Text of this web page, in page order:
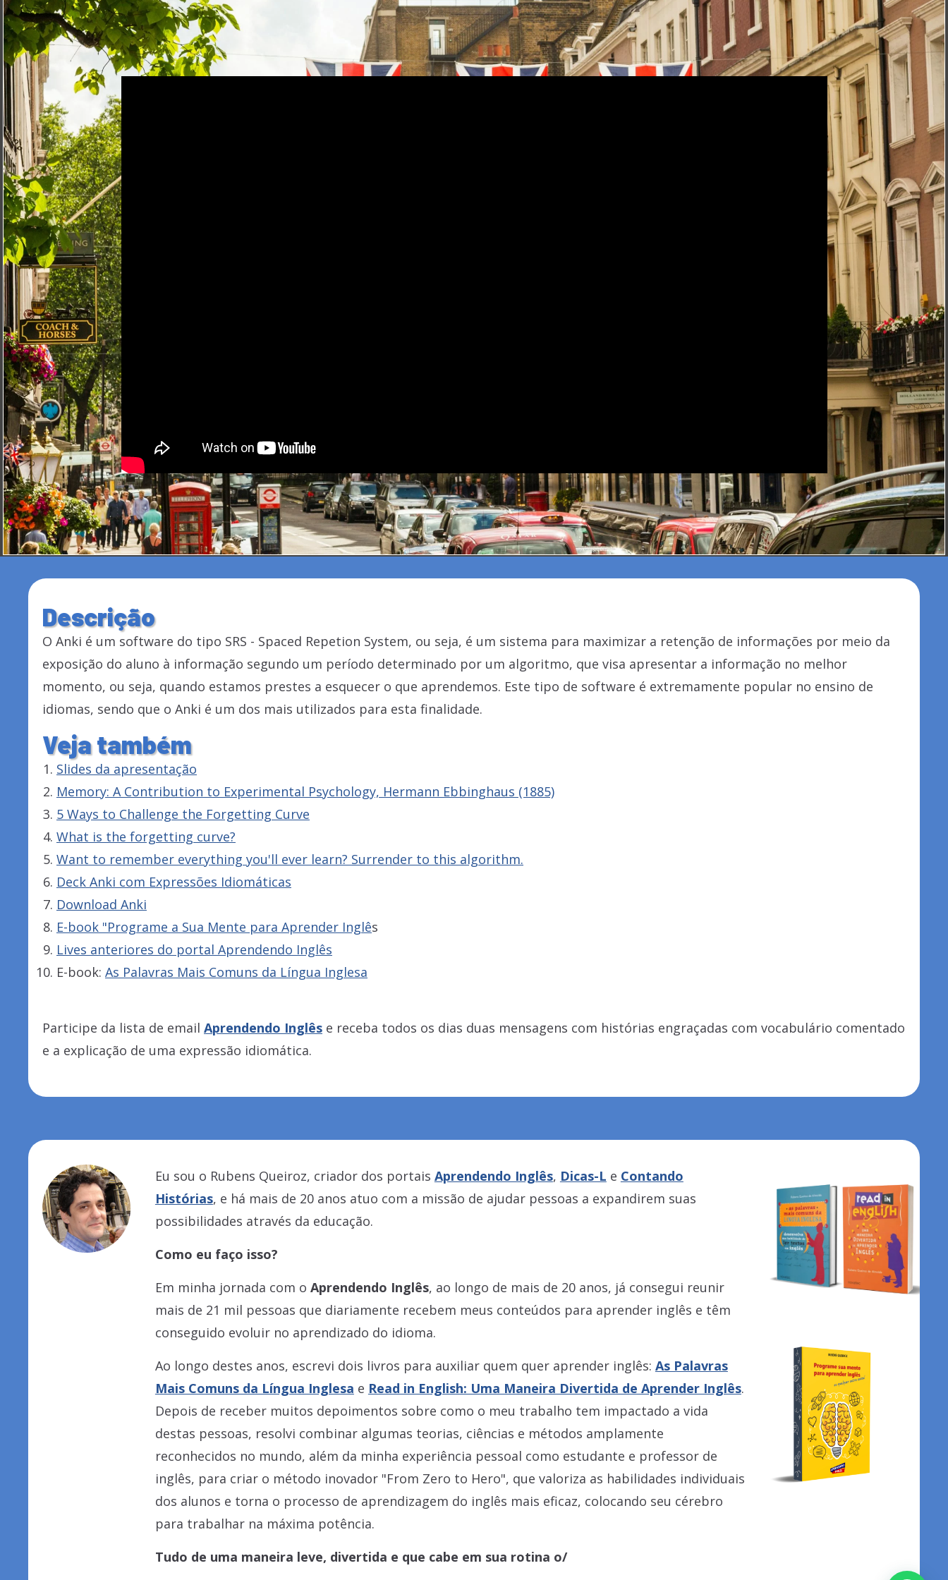
Descrição
O Anki é um software do tipo SRS - Spaced Repetion System, ou seja, é um sistema para maximizar a retenção de informações por meio da
exposição do aluno à informação segundo um período determinado por um algoritmo, que visa apresentar a informação no melhor
momento, ou seja, quando estamos prestes a esquecer o que aprendemos. Este tipo de software é extremamente popular no ensino de
idiomas, sendo que o Anki é um dos mais utilizados para esta finalidade.
Veja também
Slides da apresentação
Memory: A Contribution to Experimental Psychology, Hermann Ebbinghaus (1885)
5 Ways to Challenge the Forgetting Curve
What is the forgetting curve?
Want to remember everything you'll ever learn? Surrender to this algorithm.
Deck Anki com Expressões Idiomáticas
Download Anki
E-book "Programe a Sua Mente para Aprender Inglês
Lives anteriores do portal Aprendendo Inglês
E-book: As Palavras Mais Comuns da Língua Inglesa
Participe da lista de email Aprendendo Inglês e receba todos os dias duas mensagens com histórias engraçadas com vocabulário comentado
e a explicação de uma expressão idiomática.
Eu sou o Rubens Queiroz, criador dos portais Aprendendo Inglês, Dicas-L e Contando
Histórias, e há mais de 20 anos atuo com a missão de ajudar pessoas a expandirem suas
possibilidades através da educação.
Como eu faço isso?
Em minha jornada com o Aprendendo Inglês, ao longo de mais de 20 anos, já consegui reunir
mais de 21 mil pessoas que diariamente recebem meus conteúdos para aprender inglês e têm
conseguido evoluir no aprendizado do idioma.
Ao longo destes anos, escrevi dois livros para auxiliar quem quer aprender inglês: As Palavras
Mais Comuns da Língua Inglesa e Read in English: Uma Maneira Divertida de Aprender Inglês.
Depois de receber muitos depoimentos sobre como o meu trabalho tem impactado a vida
destas pessoas, resolvi combinar algumas teorias, ciências e métodos amplamente
reconhecidos no mundo, além da minha experiência pessoal como estudante e professor de
inglês, para criar o método inovador "From Zero to Hero", que valoriza as habilidades individuais
dos alunos e torna o processo de aprendizagem do inglês mais eficaz, colocando seu cérebro
para trabalhar na máxima potência.
Tudo de uma maneira leve, divertida e que cabe em sua rotina o/